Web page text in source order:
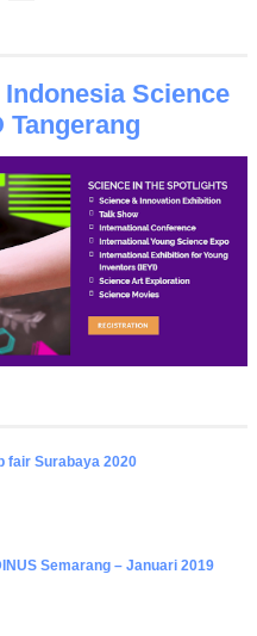
Indonesia Science
Tangerang
fair Surabaya 2020
Semarang – Januari 2019